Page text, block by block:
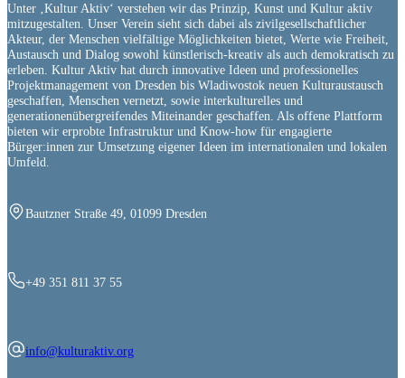
Unter ‚Kultur Aktiv‘ verstehen wir das Prinzip, Kunst und Kultur aktiv
mitzugestalten. Unser Verein sieht sich dabei als zivilgesellschaftlicher
Akteur, der Menschen vielfältige Möglichkeiten bietet, Werte wie Freiheit,
Austausch und Dialog sowohl künstlerisch-kreativ als auch demokratisch zu
erleben. Kultur Aktiv hat durch innovative Ideen und professionelles
Projektmanagement von Dresden bis Wladiwostok neuen Kulturaustausch
geschaffen, Menschen vernetzt, sowie interkulturelles und
generationenübergreifendes Miteinander geschaffen. Als offene Plattform
bieten wir erprobte Infrastruktur und Know-how für engagierte
Bürger:innen zur Umsetzung eigener Ideen im internationalen und lokalen
Umfeld.
Bautzner Straße 49, 01099 Dresden
+49 351 811 37 55
info@kulturaktiv.org